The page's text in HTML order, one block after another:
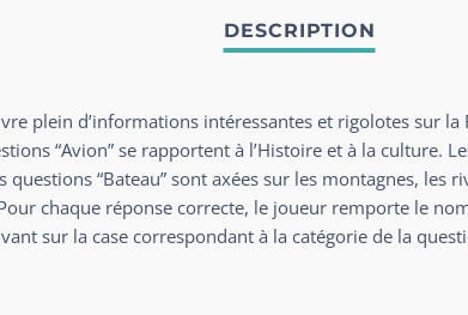
plein d’informations intéressantes et rigolotes sur
“Avion” se rapportent à l’Histoire et à la culture.
“Bateau” sont axées sur les montagnes, les
chaque réponse correcte, le joueur remporte le
sur la case correspondant à la catégorie de la